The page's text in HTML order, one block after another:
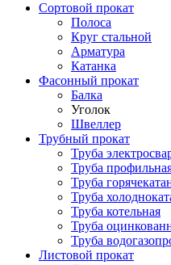
Сортовой прокат
Полоса
Круг стальной
Арматура
Катанка
Фасонный прокат
Балка
Уголок
Швеллер
Трубный прокат
Труба
Труба
Труба
Труба
Труба котельная
Труба
Труба
Листовой прокат